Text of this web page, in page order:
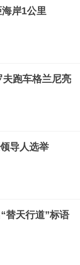
岸1公里
跑车格兰尼亮
导人选举
替天行道”标语